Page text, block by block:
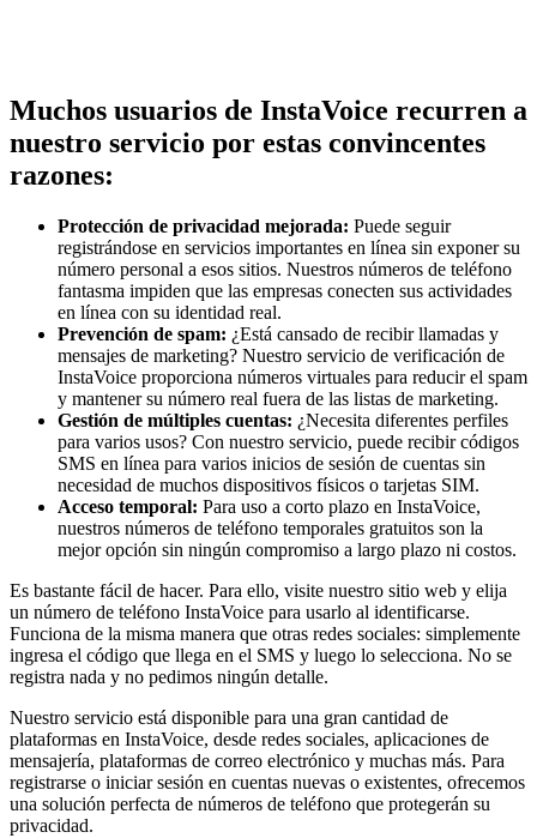
Muchos usuarios de InstaVoice recurren a
nuestro servicio por estas convincentes
razones:
Protección de privacidad mejorada: Puede seguir
registrándose en servicios importantes en línea sin exponer su
número personal a esos sitios. Nuestros números de teléfono
fantasma impiden que las empresas conecten sus actividades
en línea con su identidad real.
Prevención de spam: ¿Está cansado de recibir llamadas y
mensajes de marketing? Nuestro servicio de verificación de
InstaVoice proporciona números virtuales para reducir el spam
y mantener su número real fuera de las listas de marketing.
Gestión de múltiples cuentas: ¿Necesita diferentes perfiles
para varios usos? Con nuestro servicio, puede recibir códigos
SMS en línea para varios inicios de sesión de cuentas sin
necesidad de muchos dispositivos físicos o tarjetas SIM.
Acceso temporal: Para uso a corto plazo en InstaVoice,
nuestros números de teléfono temporales gratuitos son la
mejor opción sin ningún compromiso a largo plazo ni costos.
Es bastante fácil de hacer. Para ello, visite nuestro sitio web y elija
un número de teléfono InstaVoice para usarlo al identificarse.
Funciona de la misma manera que otras redes sociales: simplemente
ingresa el código que llega en el SMS y luego lo selecciona. No se
registra nada y no pedimos ningún detalle.
Nuestro servicio está disponible para una gran cantidad de
plataformas en InstaVoice, desde redes sociales, aplicaciones de
mensajería, plataformas de correo electrónico y muchas más. Para
registrarse o iniciar sesión en cuentas nuevas o existentes, ofrecemos
una solución perfecta de números de teléfono que protegerán su
privacidad.